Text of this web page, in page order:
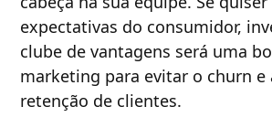
expectativas do consumidor,
clube de vantagens será uma
marketing para evitar o churn e
retenção de clientes.